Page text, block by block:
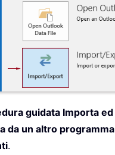
guidata Importa
da un altro
.